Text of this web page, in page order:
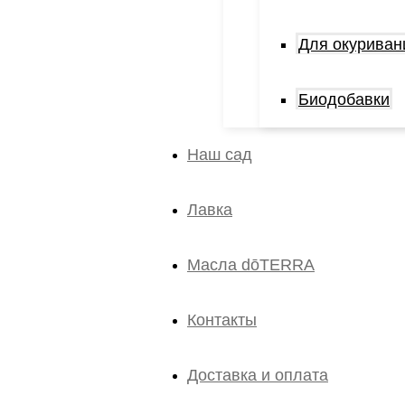
Для
Биодобавки
Наш сад
Лавка
Масла dōTERRA
Контакты
Доставка и оплата